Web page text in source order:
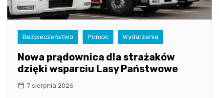
Bezpieczeństwo Pomoc Wydarzenia
Nowa prądownica dla strażaków
dzięki wsparciu Lasy Państwowe
7 sierpnia 2026